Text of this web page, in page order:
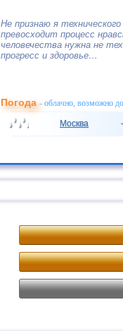
Не признаю я технического
превосходит процесс
человечества нужна не
прогресс и здоровье…
Погода- облачно, возможно
Москва